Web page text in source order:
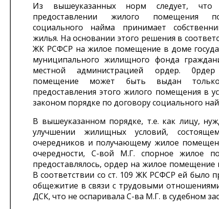
Из вышеуказанных норм следует,
предоставлении жилого помещения
социального найма принимает
жилья. На основании этого решения в
ЖК РСФСР на жилое помещение в доме
муниципального жилищного фонда
местной администрацией ордер.
помещение может быть выдан
предоставления этого жилого помещения в
законом порядке по договору социального
В вышеуказанном порядке, т.е. как лицу,
улучшении жилищных условий,
очередников и получающему жилое
очередности, С-вой М.Г. спорное жилое
предоставлялось, ордер на жилое помещение
В соответствии со ст. 109 ЖК РСФСР ей было
общежитие в связи с трудовыми
ДСК, что не оспаривала С-ва М.Г. в судебном